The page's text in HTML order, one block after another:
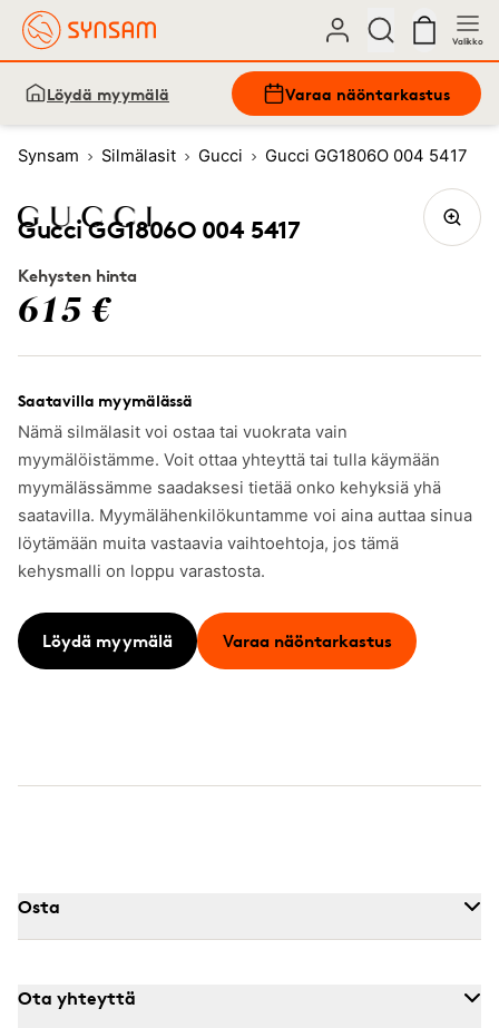
Valikko
Löydä myymälä Varaa näöntarkastus
Synsam Silmälasit Gucci Gucci GG1806O 004 5417
Gucci GG1806O 004 5417
Kehysten hinta
615 €
Saatavilla myymälässä
Nämä silmälasit voi ostaa tai vuokrata vain
myymälöistämme. Voit ottaa yhteyttä tai tulla käymään
myymälässämme saadaksesi tietää onko kehyksiä yhä
saatavilla. Myymälähenkilökuntamme voi aina auttaa sinua
löytämään muita vastaavia vaihtoehtoja, jos tämä
kehysmalli on loppu varastosta.
Löydä myymälä Varaa näöntarkastus
Osta
Ota yhteyttä